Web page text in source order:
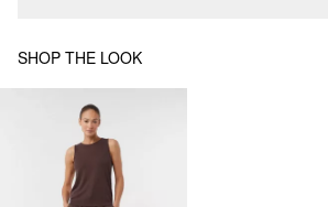
SHOP THE LOOK